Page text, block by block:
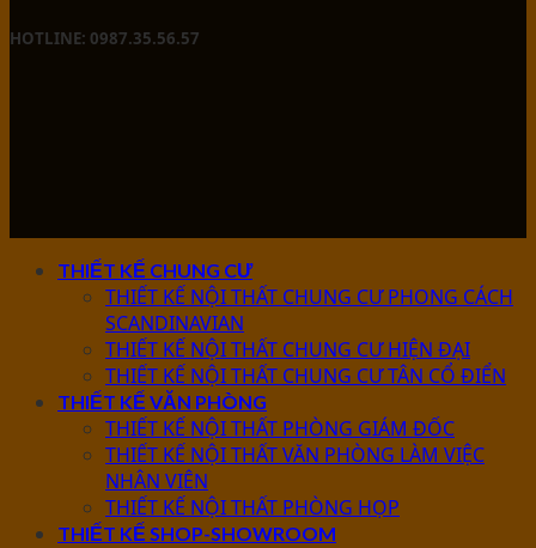
HOTLINE: 0987.35.56.57
THIẾT KẾ CHUNG CƯ
THIẾT KẾ NỘI THẤT CHUNG CƯ PHONG CÁCH
SCANDINAVIAN
THIẾT KẾ NỘI THẤT CHUNG CƯ HIỆN ĐẠI
THIẾT KẾ NỘI THẤT CHUNG CƯ TÂN CỔ ĐIỂN
THIẾT KẾ VĂN PHÒNG
THIẾT KẾ NỘI THẤT PHÒNG GIÁM ĐỐC
THIẾT KẾ NỘI THẤT VĂN PHÒNG LÀM VIỆC
NHÂN VIÊN
THIẾT KẾ NỘI THẤT PHÒNG HỌP
THIẾT KẾ SHOP-SHOWROOM